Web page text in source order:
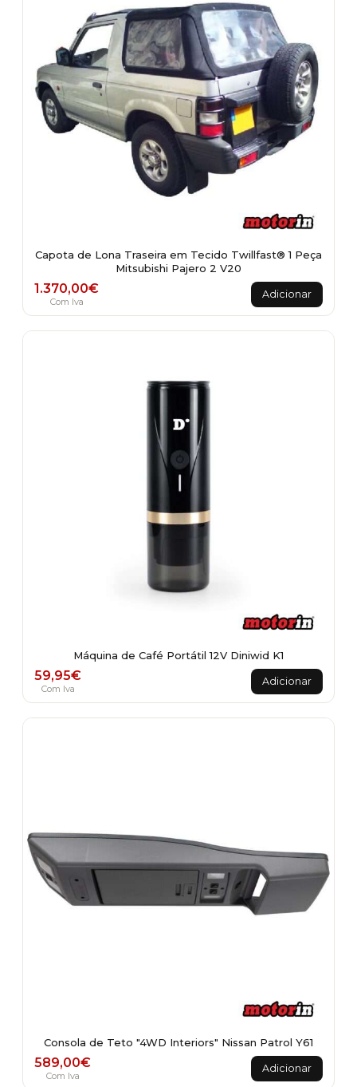
Capota de Lona Traseira em Tecido Twillfast® 1 Peça
Mitsubishi Pajero 2 V20
1.370,00€
Com Iva
Adicionar
Máquina de Café Portátil 12V Diniwid K1
59,95€
Com Iva
Adicionar
Consola de Teto "4WD Interiors" Nissan Patrol Y61
589,00€
Com Iva
Adicionar